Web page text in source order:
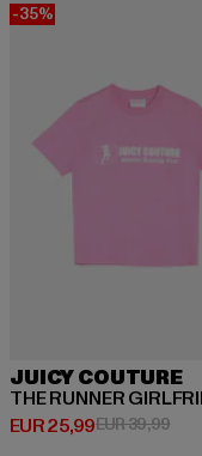
-35%
JUICY COUTURE
THE RUNNER
EUR 25,99
Huidige prijs: EUR 25,99
EUR 39,99